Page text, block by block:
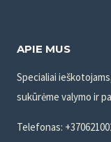
APIE MUS
Specialiai
sukūrėme valymo ir
Telefonas: